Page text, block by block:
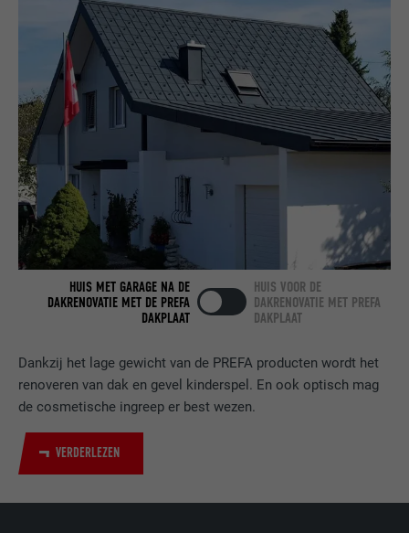
Dankzij het lage gewicht van de PREFA producten wordt het
renoveren van dak en gevel kinderspel. En ook optisch mag
de cosmetische ingreep er best wezen.
VERDERLEZEN
HUIS MET GARAGE NA DE
DAKRENOVATIE MET DE PREFA
DAKPLAAT
HUIS VOOR DE
DAKRENOVATIE MET PREFA
DAKPLAAT
NAAM bcookie
AANBIEDER LinkedIn
VERVALTIJD 2 jaar
Gebruikt door de socialnetworking-dienst
LinkedIn voor het volgen van het gebruik
van ingebedde diensten.
NAAM bscookie
AANBIEDER LinkedIn
2 jaar
DOEL
Gebruikt door de socialnetworking-dienst
LinkedIn voor het volgen van het gebruik
van ingebedde diensten.